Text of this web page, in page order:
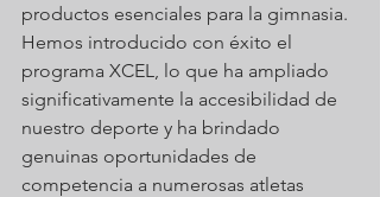
productos esenciales para la gimnasia.
Hemos introducido con éxito el
programa XCEL, lo que ha ampliado
significativamente la accesibilidad de
nuestro deporte y ha brindado
genuinas oportunidades de
competencia a numerosas atletas